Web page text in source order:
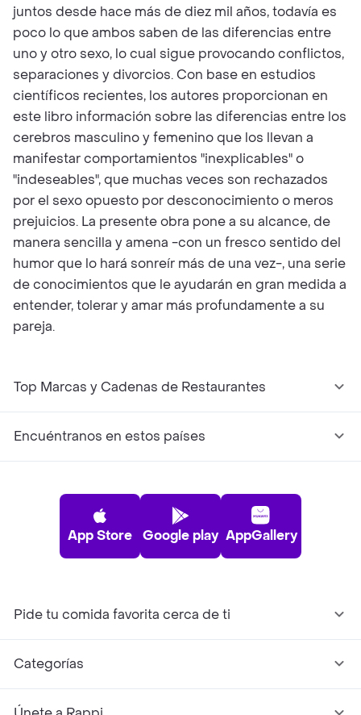
juntos desde hace más de diez mil años, todavía es
poco lo que ambos saben de las diferencias entre
uno y otro sexo, lo cual sigue provocando conflictos,
separaciones y divorcios. Con base en estudios
científicos recientes, los autores proporcionan en
este libro información sobre las diferencias entre los
cerebros masculino y femenino que los llevan a
manifestar comportamientos "inexplicables" o
"indeseables", que muchas veces son rechazados
por el sexo opuesto por desconocimiento o meros
prejuicios. La presente obra pone a su alcance, de
manera sencilla y amena -con un fresco sentido del
humor que lo hará sonreír más de una vez-, una serie
de conocimientos que le ayudarán en gran medida a
entender, tolerar y amar más profundamente a su
pareja.
Top Marcas y Cadenas de Restaurantes
Encuéntranos en estos países
App Store Google play AppGallery
Pide tu comida favorita cerca de ti
Categorías